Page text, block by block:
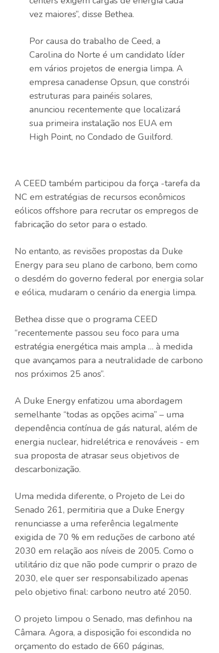
vez maiores”, disse Bethea.
Por causa do trabalho de Ceed, a
Carolina do Norte é um candidato líder
em vários projetos de energia limpa. A
empresa canadense Opsun, que constrói
estruturas para painéis solares,
anunciou recentemente que localizará
sua primeira instalação nos EUA em
High Point, no Condado de Guilford.
A CEED também participou da força -tarefa da
NC em estratégias de recursos econômicos
eólicos offshore para recrutar os empregos de
fabricação do setor para o estado.
No entanto, as revisões propostas da Duke
Energy para seu plano de carbono, bem como
o desdém do governo federal por energia solar
e eólica, mudaram o cenário da energia limpa.
Bethea disse que o programa CEED
“recentemente passou seu foco para uma
estratégia energética mais ampla … à medida
que avançamos para a neutralidade de carbono
nos próximos 25 anos”.
A Duke Energy enfatizou uma abordagem
semelhante “todas as opções acima” – uma
dependência contínua de gás natural, além de
energia nuclear, hidrelétrica e renováveis ​​- em
sua proposta de atrasar seus objetivos de
descarbonização.
Uma medida diferente, o Projeto de Lei do
Senado 261, permitiria que a Duke Energy
renunciasse a uma referência legalmente
exigida de 70 % em reduções de carbono até
2030 em relação aos níveis de 2005. Como o
utilitário diz que não pode cumprir o prazo de
2030, ele quer ser responsabilizado apenas
pelo objetivo final: carbono neutro até 2050.
O projeto limpou o Senado, mas definhou na
Câmara. Agora, a disposição foi escondida no
orçamento do estado de 660 páginas,